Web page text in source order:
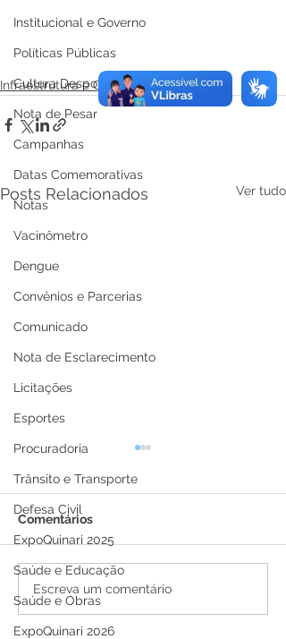
Institucional e Governo
Políticas Públicas
Cultura Desporto e Lazer
Nota de Pesar
Campanhas
Datas Comemorativas
Notas
Vacinômetro
Dengue
Convênios e Parcerias
Comunicado
Nota de Esclarecimento
Licitações
Esportes
Procuradoria
Trânsito e Transporte
Defesa Civil
ExpoQuinari 2025
Saúde e Educação
Saúde e Obras
ExpoQuinari 2026
Infraestrutura e Obras
Posts Relacionados Ver tudo
Prefeitura de Senador
Guiomard Avança com
Operação Tapa-Buracos
Comentários
Escreva um comentário